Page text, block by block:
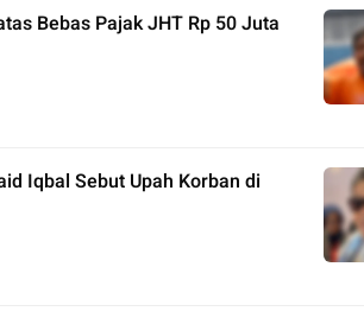
Bebas Pajak JHT Rp 50 Juta
Iqbal Sebut Upah Korban di